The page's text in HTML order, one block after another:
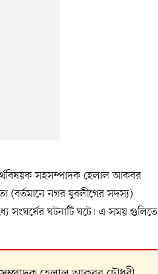
সহসম্পাদক হেলাল আকবর
(বর্তমানে নগর যুবলীগের সদস্য)
সংঘর্ষের ঘটনাটি ঘটে। এ সময় গুলিতে